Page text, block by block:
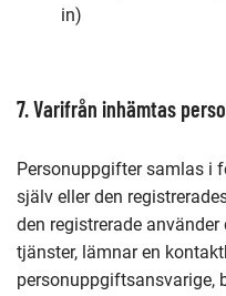
in)
7. Varifrån inhämtas
Personuppgifter samlas i
själv eller den
den registrerade
tjänster, lämnar en
personuppgiftsansvarige,